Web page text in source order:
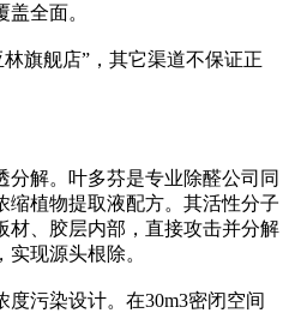
全面。
旗舰店”，其它渠道不保证正
解。叶多芬是专业除醛公司同
缩植物提取液配方。其活性分子
材、胶层内部，直接攻击并分解
现源头根除。
污染设计。在30m3密闭空间